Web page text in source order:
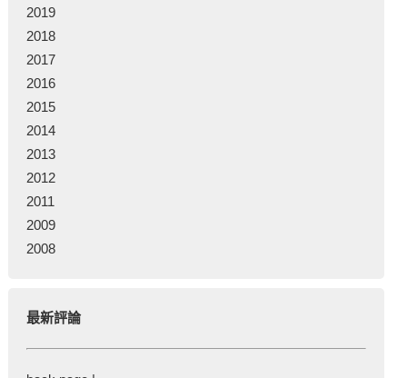
2019
2018
2017
2016
2015
2014
2013
2012
2011
2009
2008
最新評論